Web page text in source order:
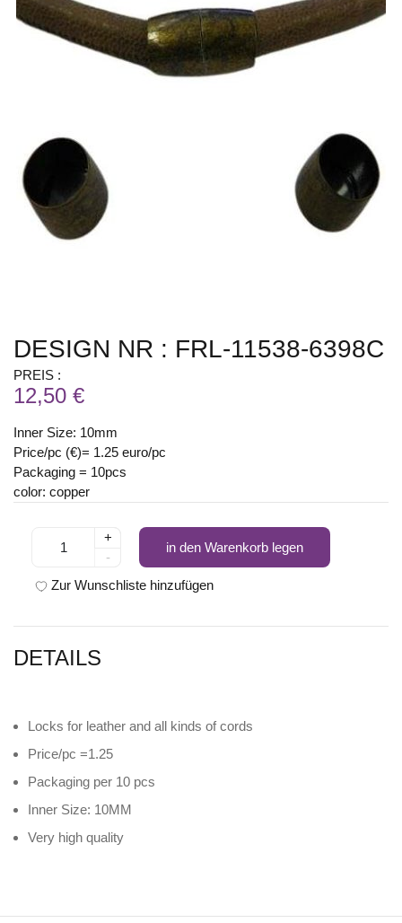
DESIGN NR : FRL-11538-6398C
PREIS :
12,50 €
Inner Size: 10mm
Price/pc (€)= 1.25 euro/pc
Packaging = 10pcs
color: copper
+
-
in den Warenkorb legen
Zur Wunschliste hinzufügen
DETAILS
Locks for leather and all kinds of cords
Price/pc =1.25
Packaging per 10 pcs
Inner Size: 10MM
Very high quality